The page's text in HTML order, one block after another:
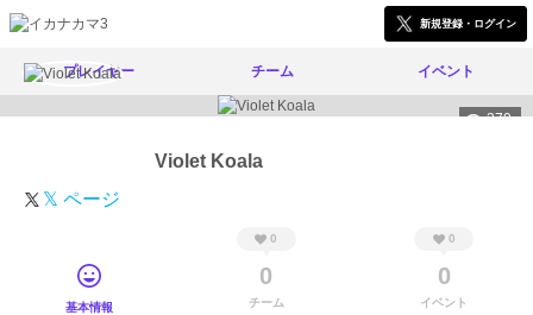
新規登録・ログイン
プレイヤー チーム イベント
379
Violet Koala
𝕏 ページ
基本情報
0
0
チーム
0
0
イベント